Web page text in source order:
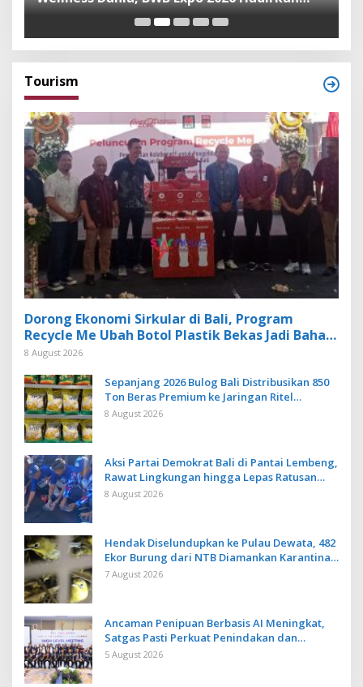
Exhibitor Nasional dan Global
Tourism
Dorong Ekonomi Sirkular di Bali, Program
Recycle Me Ubah Botol Plastik Bekas Jadi Bahan
Baku Baru
8 August 2026
Sepanjang 2026 Bulog Bali Distribusikan 850
Ton Beras Premium ke Jaringan Ritel
Moderen
8 August 2026
Aksi Partai Demokrat Bali di Pantai Lembeng,
Rawat Lingkungan hingga Lepas Ratusan
Tukik Bedawang Nala
8 August 2026
Hendak Diselundupkan ke Pulau Dewata, 482
Ekor Burung dari NTB Diamankan Karantina
Bali
7 August 2026
Ancaman Penipuan Berbasis AI Meningkat,
Satgas Pasti Perkuat Penindakan dan
Pengembangan Aplikasi Anti Penipuan
5 August 2026